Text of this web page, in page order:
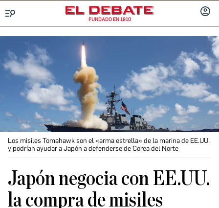
FUNDADO EN 1910
Los misiles Tomahawk son el «arma estrella» de la marina de EE.UU.
y podrían ayudar a Japón a defenderse de Corea del Norte
Japón negocia con EE.UU.
la compra de misiles